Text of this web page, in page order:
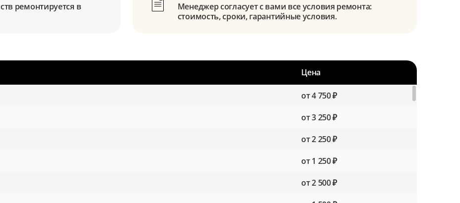
ремонтируется в
Менеджер согласует с вами все условия ремонта:
стоимость, сроки, гарантийные условия.
Цена
от 4 750 ₽
от 3 250 ₽
от 2 250 ₽
от 1 250 ₽
от 2 500 ₽